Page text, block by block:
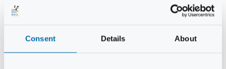
Consent Details About
Christian Hjorth